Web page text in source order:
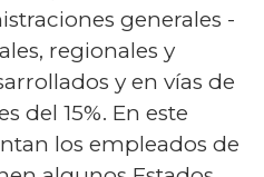
generales -
regionales y
y en vías de
del 15%. En este
los empleados de